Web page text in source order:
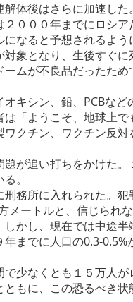
体後はさらに加速し
０００年までにロシ
なると予想されるよ
象となり、生後すぐ
ムが不良品だったた
キシン、鉛、PCBな
「ようこそ、地球上で
クチン、ワクチン反
が追い打ちをかけた
。
務所に入れられた。
ートルと、信じら
かし、現在では中途
までに人口の0.3-
少なくとも１５万人
もに、この恐るべき状